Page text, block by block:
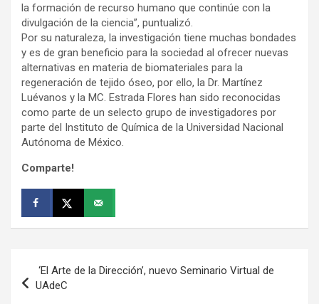
la formación de recurso humano que continúe con la
divulgación de la ciencia”, puntualizó.
Por su naturaleza, la investigación tiene muchas bondades
y es de gran beneficio para la sociedad al ofrecer nuevas
alternativas en materia de biomateriales para la
regeneración de tejido óseo, por ello, la Dr. Martínez
Luévanos y la MC. Estrada Flores han sido reconocidas
como parte de un selecto grupo de investigadores por
parte del Instituto de Química de la Universidad Nacional
Autónoma de México.
Comparte!
de
‘El Arte de la Dirección’, nuevo Seminario Virtual de
UAdeC